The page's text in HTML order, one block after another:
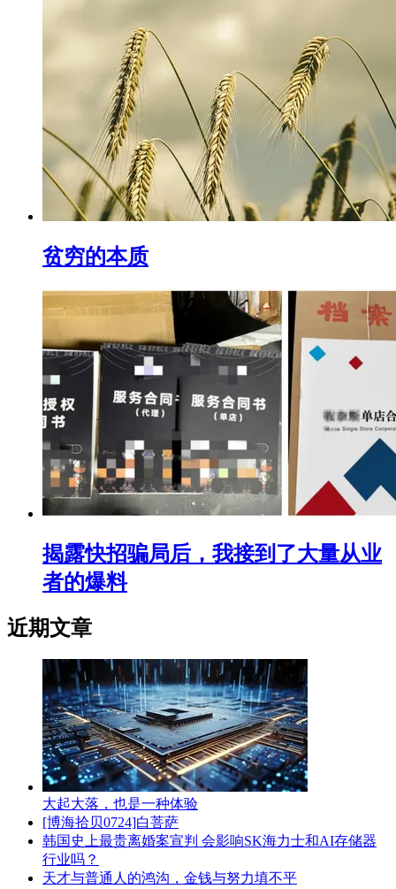
贫穷的本质
揭露快招骗局后，我接到了大量从业
者的爆料
近期文章
大起大落，也是一种体验
[博海拾贝0724]白菩萨
韩国史上最贵离婚案宣判 会影响SK海力士和AI存储器
行业吗？
天才与普通人的鸿沟，金钱与努力填不平